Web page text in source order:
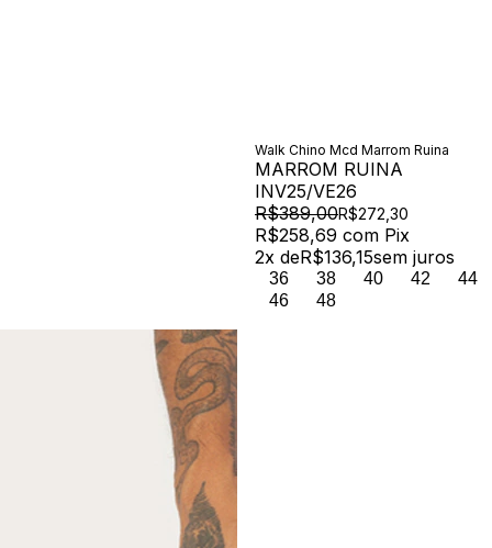
Walk Chino Mcd Marrom Ruina
MARROM RUINA
INV25/VE26
R$389,00R$272,30
R$258,69 com Pix
2x deR$136,15sem juros
36 38 40 42
44
46
48